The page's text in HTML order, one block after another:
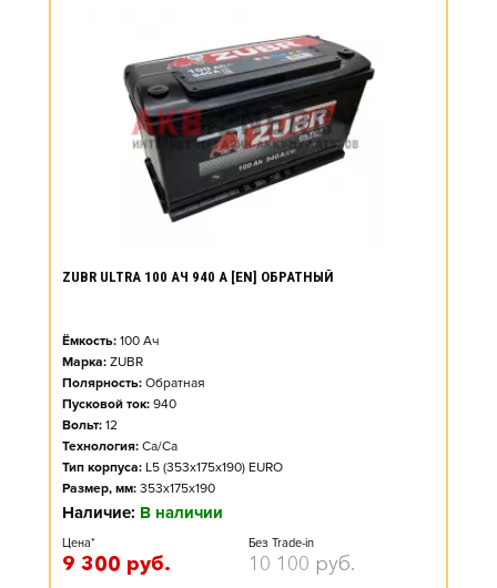
ZUBR ULTRA 100 АЧ 940 А [EN] ОБРАТНЫЙ
Ёмкость: 100 Ач
Марка: ZUBR
Полярность: Обратная
Пусковой ток: 940
Вольт: 12
Технология: Ca/Ca
Тип корпуса: L5 (353x175x190) EURO
Размер, мм: 353x175x190
Наличие: В наличии
Цена*
9 300 руб.
Без Trade-in
10 100 руб.